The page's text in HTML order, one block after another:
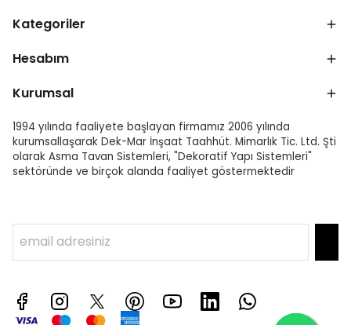
Kategoriler
Hesabım
Kurumsal
1994 yılında faaliyete başlayan firmamız 2006 yılında
kurumsallaşarak Dek-Mar İnşaat Taahhüt. Mimarlık Tic. Ltd. Şti
olarak Asma Tavan Sistemleri, "Dekoratif Yapı Sistemleri"
sektöründe ve birçok alanda faaliyet göstermektedir